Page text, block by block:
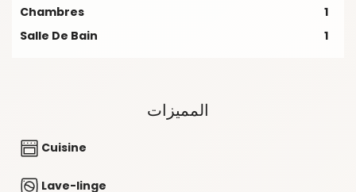
Chambres
1
Salle De Bain
1
المميزات
Cuisine
Lave-linge